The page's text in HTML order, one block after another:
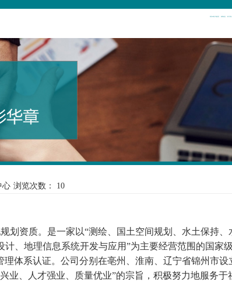
心 浏览次数： 10
划资质。是一家以“测绘、国土空间规划、水土保持、
、地理信息系统开发与应用”为主要经营范围的国家
理体系认证。公司分别在亳州、淮南、辽宁省锦州市设
、人才强业、质量优业”的宗旨，积极努力地服务于